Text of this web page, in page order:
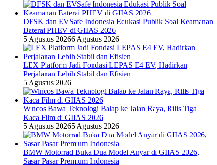
DFSK dan EVSafe Indonesia Edukasi Publik Soal Keamanan
Baterai PHEV di GIIAS 2026
5 Agustus 20266 Agustus 2026
LEX Platform Jadi Fondasi LEPAS E4 EV, Hadirkan
Perjalanan Lebih Stabil dan Efisien
5 Agustus 2026
Wincos Bawa Teknologi Balap ke Jalan Raya, Rilis Tiga
Kaca Film di GIIAS 2026
5 Agustus 20265 Agustus 2026
BMW Motorrad Buka Dua Model Anyar di GIIAS 2026,
Sasar Pasar Premium Indonesia